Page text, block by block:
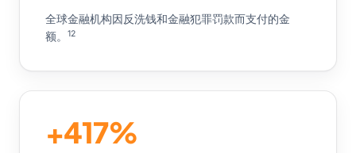
全球金融机构因反洗钱和金融犯罪罚款而支付的金
额。
12
+417%